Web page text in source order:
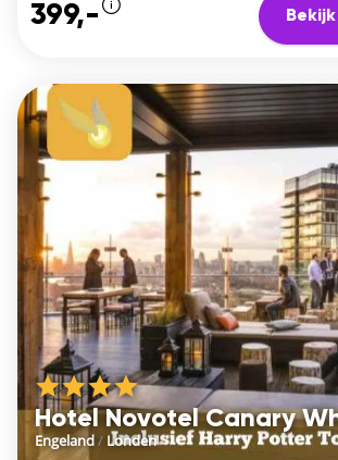
399,-
Hotel Novotel Canary
Engeland/ Londen